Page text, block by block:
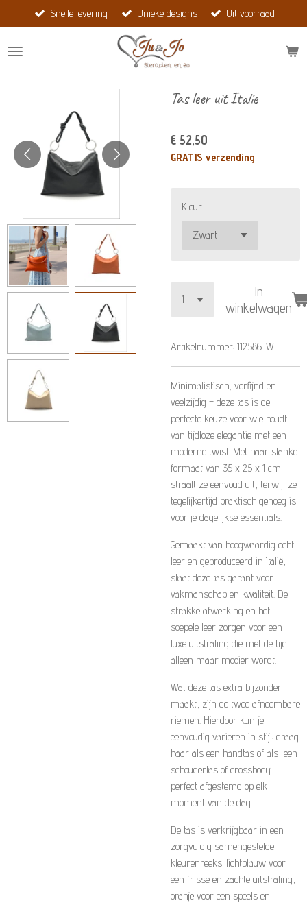
direct
naar
Snelle levering Unieke designs Uit voorraad
Tas leer uit Italie
€ 52,50
GRATIS verzending
Kleur
In
winkelwagen
Artikelnummer: 112586-W
Minimalistisch, verfijnd en
veelzijdig – deze tas is de
perfecte keuze voor wie houdt
van tijdloze elegantie met een
moderne twist. Met haar slanke
formaat van 35 x 25 x 1 cm
straalt ze eenvoud uit, terwijl ze
tegelijkertijd praktisch genoeg is
voor je dagelijkse essentials.
Gemaakt van hoogwaardig echt
leer en geproduceerd in Italië,
staat deze tas garant voor
vakmanschap en kwaliteit. De
strakke afwerking en het
soepele leer zorgen voor een
luxe uitstraling die met de tijd
alleen maar mooier wordt.
Wat deze tas extra bijzonder
maakt, zijn de twee afneembare
riemen. Hierdoor kun je
eenvoudig variëren in stijl: draag
haar als een handtas of als een
schoudertas of crossbody –
perfect afgestemd op elk
moment van de dag.
De tas is verkrijgbaar in een
zorgvuldig samengestelde
kleurenreeks: lichtblauw voor
een frisse en zachte uitstraling,
oranje voor een speels en